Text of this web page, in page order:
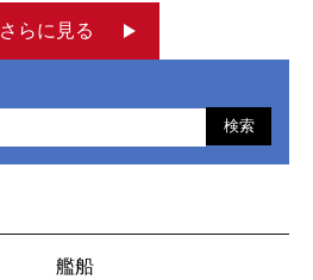
さらに見る
検索
艦船